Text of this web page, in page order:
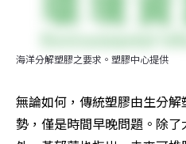
海洋分解塑膠之要求。塑膠中心提供
無論如何，傳統塑膠由生分
勢，僅是時間早晚問題。除